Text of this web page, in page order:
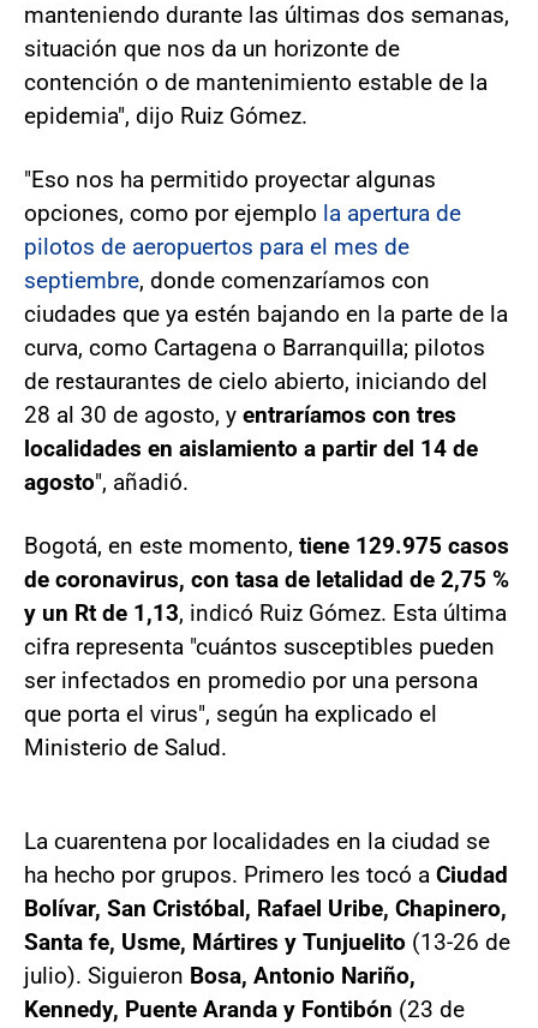
manteniendo durante las últimas dos semanas,
situación que nos da un horizonte de
contención o de mantenimiento estable de la
epidemia", dijo Ruiz Gómez.
"Eso nos ha permitido proyectar algunas
opciones, como por ejemplo la apertura de
pilotos de aeropuertos para el mes de
septiembre, donde comenzaríamos con
ciudades que ya estén bajando en la parte de la
curva, como Cartagena o Barranquilla; pilotos
de restaurantes de cielo abierto, iniciando del
28 al 30 de agosto, y entraríamos con tres
localidades en aislamiento a partir del 14 de
agosto", añadió.
Bogotá, en este momento, tiene 129.975 casos
de coronavirus, con tasa de letalidad de 2,75 %
y un Rt de 1,13, indicó Ruiz Gómez. Esta última
cifra representa "cuántos susceptibles pueden
ser infectados en promedio por una persona
que porta el virus", según ha explicado el
Ministerio de Salud.
La cuarentena por localidades en la ciudad se
ha hecho por grupos. Primero les tocó a Ciudad
Bolívar, San Cristóbal, Rafael Uribe, Chapinero,
Santa fe, Usme, Mártires y Tunjuelito (13-26 de
julio). Siguieron Bosa, Antonio Nariño,
Kennedy, Puente Aranda y Fontibón (23 de